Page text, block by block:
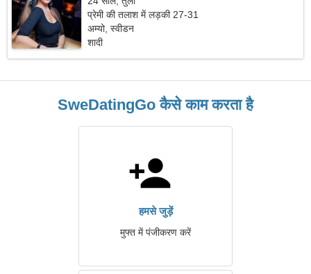
प्रेमी की तलाश में लड़की 27-31
अम्यो, स्वीडन
शादी
SweDatingGo कैसे काम करता है
हमसे जुड़ें
मुफ्त में पंजीकरण करें